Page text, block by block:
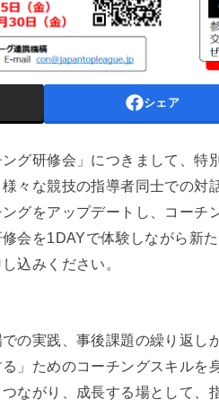
シェア
グ研修会」につきまして、特
々な競技の指導者同士での対
グをアップデートし、コーチ
会を1DAYで体験しながら新
込みください。
の実践、事後課題の繰り返し
」ためのコーチングスキルを
ながり、成長する場として、